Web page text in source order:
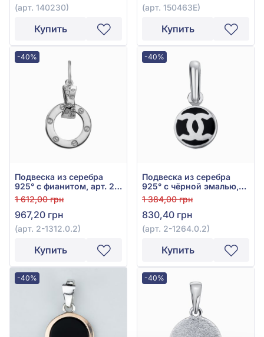
(арт. 140230)
Купить
(арт. 150463Е)
Купить
-40%
Подвеска из серебра
925° с фианитом, арт. 2-
1312.0.2
1 612,00 грн
967,20 грн
(арт. 2-1312.0.2)
Купить
-40%
Подвеска из серебра
925° с чёрной эмалью,
арт. 2-1264.0.2
1 384,00 грн
830,40 грн
(арт. 2-1264.0.2)
Купить
-40% -40%